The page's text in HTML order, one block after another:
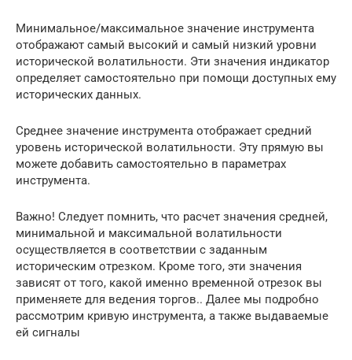
Минимальное/максимальное значение инструмента
отображают самый высокий и самый низкий уровни
исторической волатильности. Эти значения индикатор
определяет самостоятельно при помощи доступных ему
исторических данных.
Среднее значение инструмента отображает средний
уровень исторической волатильности. Эту прямую вы
можете добавить самостоятельно в параметрах
инструмента.
Важно! Следует помнить, что расчет значения средней,
минимальной и максимальной волатильности
осуществляется в соответствии с заданным
историческим отрезком. Кроме того, эти значения
зависят от того, какой именно временной отрезок вы
применяете для ведения торгов.. Далее мы подробно
рассмотрим кривую инструмента, а также выдаваемые
ей сигналы